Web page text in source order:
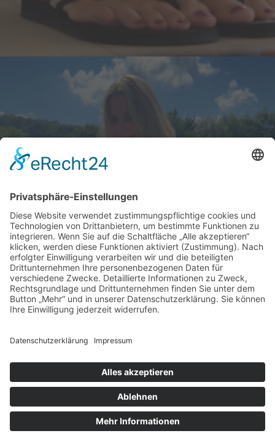
Efasit Fußpflege
Schick zum Sport
Impressum
Datenschutz
Facebook
Instagram
Unsere Partner:
Moderatorenwerk
🎬 Vorstellung ansehen